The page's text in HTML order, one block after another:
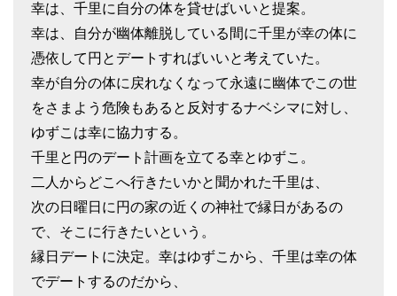
幸は、千里に自分の体を貸せばいいと提案。
幸は、自分が幽体離脱している間に千里が幸の体に
憑依して円とデートすればいいと考えていた。
幸が自分の体に戻れなくなって永遠に幽体でこの世
をさまよう危険もあると反対するナベシマに対し、
ゆずこは幸に協力する。
千里と円のデート計画を立てる幸とゆずこ。
二人からどこへ行きたいかと聞かれた千里は、
次の日曜日に円の家の近くの神社で縁日があるの
で、そこに行きたいという。
縁日デートに決定。幸はゆずこから、千里は幸の体
でデートするのだから、